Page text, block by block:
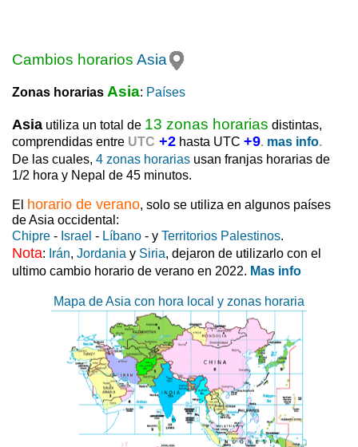
Cambios horarios Asia
Zonas horarias Asia: Países
Asia utiliza un total de 13 zonas horarias distintas,
comprendidas entre UTC +2 hasta UTC +9. mas info.
De las cuales, 4 zonas horarias usan franjas horarias de
1/2 hora y Nepal de 45 minutos.
El horario de verano, solo se utiliza en algunos países
de Asia occidental:
Chipre - Israel - Líbano - y Territorios Palestinos.
Nota: Irán, Jordania y Siria, dejaron de utilizarlo con el
ultimo cambio horario de verano en 2022. Mas info
Mapa de Asia con hora local y zonas horaria